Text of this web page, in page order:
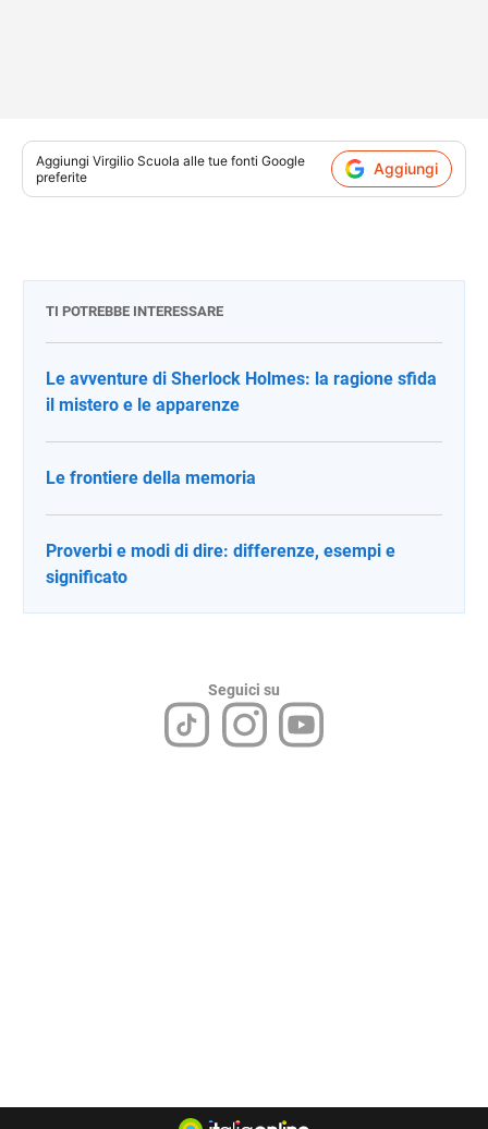
Aggiungi Virgilio Scuola alle tue fonti Google
preferite
Aggiungi
TI POTREBBE INTERESSARE
Le avventure di Sherlock Holmes: la ragione sfida
il mistero e le apparenze
Le frontiere della memoria
Proverbi e modi di dire: differenze, esempi e
significato
Seguici su